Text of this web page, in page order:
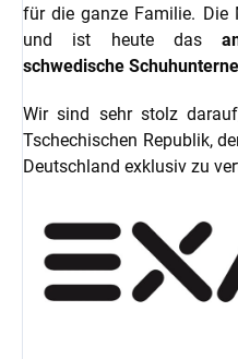
für die ganze Familie. Die
und ist heute das
schwedische
Wir sind sehr stolz
Tschechischen Republik,
Deutschland exklusiv zu